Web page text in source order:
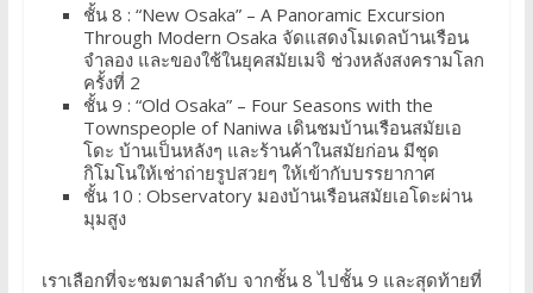
ชั้น 8 : “New Osaka” – A Panoramic Excursion
Through Modern Osaka จัดแสดงโมเดลบ้านเรือน
จำลอง และของใช้ในยุคสมัยเมจิ ช่วงหลังสงครามโลก
ครั้งที่ 2
ชั้น 9 : “Old Osaka” – Four Seasons with the
Townspeople of Naniwa เดินชมบ้านเรือนสมัยเอ
โดะ บ้านเป็นหลังๆ และร้านค้าในสมัยก่อน มีชุด
กิโมโนให้เช่าถ่ายรูปสวยๆ ให้เข้ากับบรรยากาศ
ชั้น 10 : Observatory มองบ้านเรือนสมัยเอโดะผ่าน
มุมสูง
เราเลือกที่จะชมตามลำดับ จากชั้น 8 ไปชั้น 9 และสุดท้ายที่